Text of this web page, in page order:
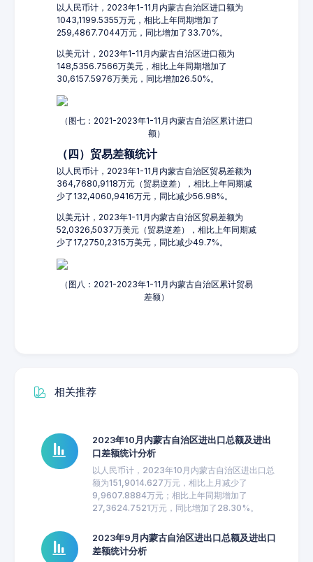
以人民币计，2023年1-11月内蒙古自治区进口额为
1043,1199.5355万元，相比上年同期增加了
259,4867.7044万元，同比增加了33.70%。
以美元计，2023年1-11月内蒙古自治区进口额为
148,5356.7566万美元，相比上年同期增加了
30,6157.5976万美元，同比增加26.50%。
（图七：2021-2023年1-11月内蒙古自治区累计进口
额）
（四）贸易差额统计
以人民币计，2023年1-11月内蒙古自治区贸易差额为
364,7680,9118万元（贸易逆差），相比上年同期减
少了132,4060,9416万元，同比减少56.98%。
以美元计，2023年1-11月内蒙古自治区贸易差额为
52,0326,5037万美元（贸易逆差），相比上年同期减
少了17,2750,2315万美元，同比减少49.7%。
（图八：2021-2023年1-11月内蒙古自治区累计贸易
差额）
相关推荐
2023年10月内蒙古自治区进出口总额及进出
口差额统计分析
以人民币计，2023年10月内蒙古自治区进出口总
额为151,9014.627万元，相比上月减少了
9,9607.8884万元；相比上年同期增加了
27,3624.7521万元，同比增加了28.30%。
2023年9月内蒙古自治区进出口总额及进出口
差额统计分析